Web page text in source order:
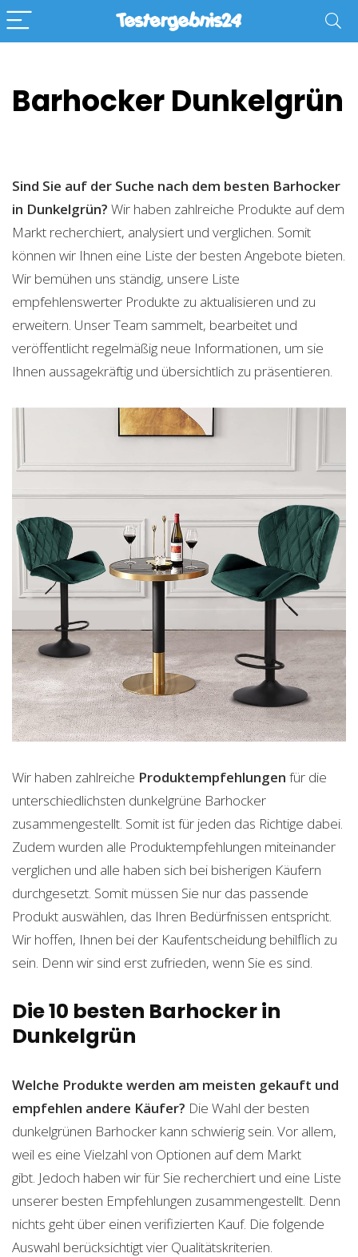
Barhocker Dunkelgrün
Sind Sie auf der Suche nach dem besten Barhocker
in Dunkelgrün? Wir haben zahlreiche Produkte auf dem
Markt recherchiert, analysiert und verglichen. Somit
können wir Ihnen eine Liste der besten Angebote bieten.
Wir bemühen uns ständig, unsere Liste
empfehlenswerter Produkte zu aktualisieren und zu
erweitern. Unser Team sammelt, bearbeitet und
veröffentlicht regelmäßig neue Informationen, um sie
Ihnen aussagekräftig und übersichtlich zu präsentieren.
Wir haben zahlreiche Produktempfehlungen für die
unterschiedlichsten dunkelgrüne Barhocker
zusammengestellt. Somit ist für jeden das Richtige dabei.
Zudem wurden alle Produktempfehlungen miteinander
verglichen und alle haben sich bei bisherigen Käufern
durchgesetzt. Somit müssen Sie nur das passende
Produkt auswählen, das Ihren Bedürfnissen entspricht.
Wir hoffen, Ihnen bei der Kaufentscheidung behilflich zu
sein. Denn wir sind erst zufrieden, wenn Sie es sind.
Die 10 besten Barhocker in
Dunkelgrün
Welche Produkte werden am meisten gekauft und
empfehlen andere Käufer? Die Wahl der besten
dunkelgrünen Barhocker kann schwierig sein. Vor allem,
weil es eine Vielzahl von Optionen auf dem Markt
gibt. Jedoch haben wir für Sie recherchiert und eine Liste
unserer besten Empfehlungen zusammengestellt. Denn
nichts geht über einen verifizierten Kauf. Die folgende
Auswahl berücksichtigt vier Qualitätskriterien.